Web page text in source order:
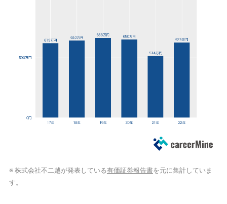
※ 株式会社不二越が発表している有価証券報告書を元に集計していま
す。